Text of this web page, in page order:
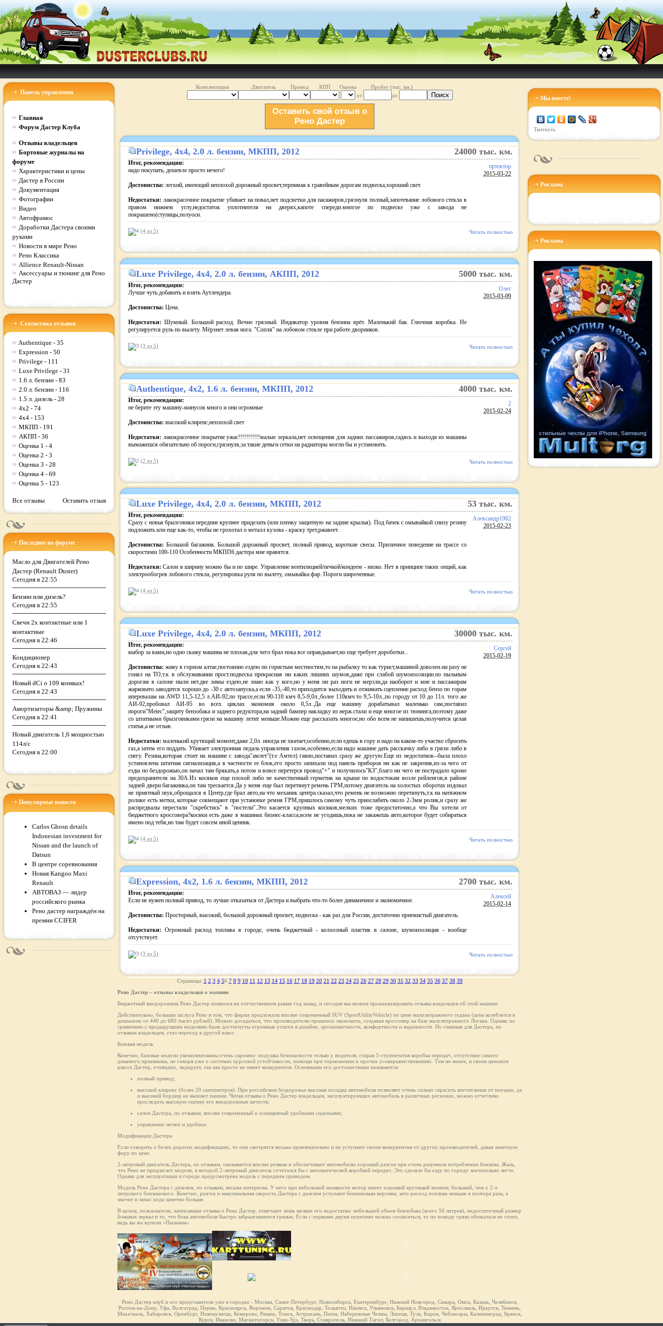
Панель управления
Главная
Форум Дастер Клуба
Отзывы владельцев
Бортовые журналы на
форуме
Характеристики и цены
Дастер в России
Документация
Фотографии
Видео
Автофрамос
Доработки Дастера своими
руками
Новости в мире Рено
Рено Классика
Allience Renault-Nissan
Аксессуары и тюнинг для Рено
Дастер
Статистика отзывов
Authentique - 35
Expression - 50
Privilege - 111
Luxe Privilege - 31
1.6 л. бензин - 83
2.0 л. бензин - 116
1.5 л. дизель - 28
4x2 - 74
4x4 - 153
МКПП - 191
АКПП - 36
Оценка 1 - 4
Оценка 2 - 3
Оценка 3 - 28
Оценка 4 - 69
Оценка 5 - 123
Все отзывы Оставить отзыв
Последнее на форуме
Масло для Двигателей Рено
Дастер (Renault Duster)
Сегодня в 22:55
Бензин или дизель?
Сегодня в 22:55
Свечи 2х контактные или 1
контактные
Сегодня в 22:46
Кондиционер
Сегодня в 22:43
Новый dCi о 109 коняках!
Сегодня в 22:43
Амортизаторы &amp; Пружины
Сегодня в 22:41
Новый двигатель 1,6 мощностью
114л/с
Сегодня в 22:00
Популярные новости
Carlos Ghosn details
Indonesian investment for
Nissan and the launch of
Datsun
В центре соревнования
Новая Kangoo Maxi
Renault
АВТОВАЗ — лидер
российского рынка
Рено дастер награждён на
премии CCIFER
Комплектация Двигатель Привод КПП Оценка Пробег (тыс. км.)
Поиск
от до
Оставить свой отзыв о
Рено Дастер
Privilege, 4x4, 2.0 л. бензин, МКПП, 2012 24000 тыс. км.
Итог, рекомендации:
надо покупать, дешевле просто нечего!
пртектор
2015-03-22
Достоинства: легкий, имеющий неплохой дорожный просвет,терпимая к гравейным дорогам подвеска,хороший свет.
Недостатки: лакокрасочное покрытие убивает на повал,нет подсветки для пасажиров,грязнуля полный,запотевание лобового стекла в
правом нижнем углу,недостаток уплотнителя на дверях,капоте спереди.многое по подвеске уже с завода не
покрашено(ступицы,полуоси.
(4 из 5) Читать полностью
Luxe Privilege, 4x4, 2.0 л. бензин, АКПП, 2012 5000 тыс. км.
Итог, рекомендации:
Лучше чуть добавить и взять Аутлендера.
Олег
2015-03-09
Достоинства: Цена.
Недостатки: Шумный. Большой расход. Вечно грязный. Индикатор уровня бензина врёт. Маленький бак. Глючная коробка. Не
регулируется руль по вылету. Мёрзнет левая нога. "Сопля" на лобовом стекле при работе дворников.
(3 из 5) Читать полностью
Authentique, 4x2, 1.6 л. бензин, МКПП, 2012 4000 тыс. км.
Итог, рекомендации:
не берите эту машину-минусов много и они огромные
2
2015-02-24
Достоинства: высокий клиренс,неплохой свет
Недостатки: лакокрасочное покрытие ужас!!!!!!!!!!!малые зеркала,нет освещения для задних пассажиров,садясь и выходя из машины
вымажешся обязательно об пороги,грязнуля,за такие деньги сетки на радиаторы могли бы и установить.
(2 из 5) Читать полностью
Luxe Privilege, 4x4, 2.0 л. бензин, МКПП, 2012 53 тыс. км.
Итог, рекомендации:
Сразу с новья брызговики передние крупнее приделать (или пленку защитную на задние крылья). Под бачек с омывайкой снизу резину
подложить или еще как-то, чтобы не грохотал о металл кузова - краску трет,ржавеет.
Александр1982
2015-02-23
Достоинства: Большой багажник. Большой дорожный просвет, полный привод, короткие свесы. Приличное поведение на трассе со
скоростями 100-110 Особенности МКПП6 дастера мне нравятся.
Недостатки: Салон в ширину можно бы и по шире. Управление вентиляцией/печкой/кондеем - низко. Нет в принципе таких опций, как
электрообогрев лобового стекла, регулировка руля по вылету, омывайка фар. Пороги широченные.
(4 из 5) Читать полностью
Luxe Privilege, 4x4, 2.0 л. бензин, МКПП, 2012 30000 тыс. км.
Итог, рекомендации:
выбор за вами,но одно скажу машина не плохая,для чего брал пока все оправдывает,но еще требует дороботки...
Сергей
2015-02-19
Достоинства: живу в горном алтае,постоянно ездею по гористым местностям,то на рыбалку то как турист,машиной доволен.ни разу не
гонял на ТО,т.к в обслуживании прост.подвеска прекрасная ни каких лишних шумов,даже при слабой шумоизоляции.по пыльным
дорогам в салоне пыли нет.две зимы ездею,не знаю как у кого,но у меня ни раз ноги не мерзли,да наоборот и мне и пассажирам
жарковато.заводится хорошо до -30 с автозапуска,а если -35,-40,то приходится выходить и отжимать сцепление.расход бензо по горам
иперевалам на AWD 11,5-12,5 л.АИ-92,по трассе,если 90-110 кмч 8,5-9,0л.,более 110кмч то 9,5-10л.,по городу от 10 до 11л. того же
АИ-92,пробовал АИ-95 во всех циклах экономия около 0,5л..Да еще машину дорабатывал маленько сам,поставил
пороги"Metec",защиту бензобака и заднего редуктора,на задний бампер накладку из нерж.стали и еще многое из тюнинга,поэтому даже
со штатными брызговиками грязи на машину летит меньше.Можно еще рассказать многое,но обо всем не напишешь,получится целая
статья,а не отзыв.
Недостатки: маленький крутящий момент,даже 2,0л. иногда не хватает,особенно,если едешь в гору и надо на каком-то участке сбросить
газ,а затем его поддать. Убивает электронная педаль управления газом,особенно,если надо машине дать расскачку либо в грязи либо в
снегу. Резина,которая стоит на машине с завода"амлет"(т.е Амтел) гавно,поставил сразу же другую.Еще из недостатков--была плохо
установлена штатная сигнализация,а в частности ее блок,его просто запихали под панель приборов ни как не закрепив,из-за чего от
езды по бездорожью,он начал там брякать,а потом и вовсе перетерся провод"+" и получилось"КЗ",благо ни чего не пострадало кроме
предохранителя на 30А.Из косяков еще плохой либо не качественный герметик на крыше по водостокам возле рейленгов,в районе
задней двери багажника,он там трескается.Да у меня еще был перетянут ремень ГРМ,потому двигатель на холостых оборотах издовал
не приятный звук,оброщался в Центр,где брал авто,на что механик центра сказал,что ремень не возможно перетянуть,т.к на натяжном
ролике есть метки, которые совмещают при установке ремня ГРМ,пришлось самому чуть приослабить около 2-3мм ролик,и сразу же
распредвалы перестали "скребстись" в "постели".Это касается крупных косяков,мелких тоже предостаточно,а что Вы хотели от
бюджетного кроссовера?косяки есть даже в машинах бизнес-класса,всем не угодишь,пока не закажешь авто,которое будет собираться
имено под тебя,но там будет совсем иной ценник.
(4 из 5) Читать полностью
Expression, 4x2, 1.6 л. бензин, МКПП, 2012 2700 тыс. км.
Итог, рекомендации:
Если не нужен полный привод, то лучше отказаться от Дастера и выбрать что-то более динамичное и экономичное.
Алексей
2015-02-14
Достоинства: Просторный, высокий, большой дорожный просвет, подвеска - как раз для России, достаточно приемистый двигатель.
Недостатки: Огромный расход топлива в городе, очень бюджетный - колхозный пластик в салоне, шумоизоляция - вообще
отсутствует.
(3 из 5) Читать полностью
Страницы: 1 2 3 4 56 7 8 9 10 11 12 13 14 15 16 17 18 19 20 21 22 23 24 25 26 27 28 29 30 31 32 33 34 35 36 37 38 39
Рено Дастер – отзывы владельцев о машине
Бюджетный внедорожник Рено Дастер появился на отечественном рынке год назад, и сегодня мы можем проанализировать отзывы владельцев об этой машине.
Действительно, большая заслуга Рено в том, что фирма предложила вполне современный SUV (SportUtilityVehicle) по цене малолитражного седана (цена колеблется в
диапазоне от 440 до 680 тысяч рублей). Можно догадаться, что производителю пришлось экономить, создавая кроссовер на базе малолитражного Логана. Однако по
сравнению с предыдущими моделями были достигнуты огромные успехи в дизайне, эргономичности, комфортности и надежности. Но главным для Дастера, по
отзывам владельцев, стал переход в другой класс.
Базовая модель
Конечно, базовые модели укомплектованы очень скромно: подушка безопасности только у водителя, старая 5-ступенчатая коробка передач, отсутствие самого
дешевого приемника, не говоря уже о системах курсовой устойчивости, помощи при торможении и прочих усовершенствованиях. Тем не менее, в своем ценовом
классе Дастер, очевидно, лидирует, так как просто не имеет конкурентов. Основными его достоинствами называются:
полный привод;
высокий клиренс (более 20 сантиметров). При российском бездорожье высокая посадка автомобиля позволяет очень сильно скрасить впечатления от поездки, да
и высокий бордюр не вызовет паники. Читая отзывы о Рено Дастер владельцев, эксплуатирующих автомобиль в различных регионах, можно отчетливо
проследить высокую оценку его внедорожных качеств;
салон Дастера, по отзывам, вполне современный и оснащенный удобными сиденьями;
управление легкое и удобное.
Модификации Дастера
Если говорить о более дорогих модификациях, то они смотрятся весьма привлекательно и не уступают своим конкурентам от других производителей, давая заметную
фору по цене.
2-литровый двигатель Дастера, по отзывам, оказывается вполне резвым и обеспечивает автомобилю хороший разгон при очень разумном потреблении бензина. Жаль,
что Рено не предлагает модели, в которой 2-литровый двигатель сочетался бы с автоматической коробкой передач. Это сделало бы езду по городу значительно легче.
Однако для эксплуатации в городе предусмотрена модель с передним приводом.
Модель Рено Дастера с дизелем, по отзывам, весьма интересна. У него при небольшой мощности мотор имеет хороший крутящий момент, больший, чем у 2-х
литрового бензинового. Конечно, разгон и максимальная скорость Дастерa с дизелем уступают бензиновым версиям, зато расход топлива меньше в полтора раза, а
значит и запас хода заметно больше.
В целом, пользователи, написавшие отзывы о Рено Дастер, отмечают лишь мелкие его недостатки: небольшой объем бензобака (всего 50 литров), недостаточный размер
боковых зеркал и то, что бока автомобиля быстро забрызгиваются грязью. Если с первыми двумя пунктами можно согласиться, то по поводу грязи обижаться не стоит,
ведь вы же купили «Пыльник».
Рено Дастер клуб и его представители уже в городах - Москва, Санкт-Петербург, Новосибирск, Екатеринбург, Нижний Новгород, Самара, Омск, Казань, Челябинск,
Ростов-на-Дону, Уфа, Волгоград, Пермь, Красноярск, Воронеж, Саратов, Краснодар, Тольятти, Ижевск, Ульяновск, Барнаул, Владивосток, Ярославль, Иркутск, Тюмень,
Махачкала, Хабаровск, Оренбург, Новокузнецк, Кемерово, Рязань, Томск, Астрахань, Пенза, Набережные Челны, Липецк, Тула, Киров, Чебоксары, Калининград, Брянск,
Курск, Иваново, Магнитогорск, Улан-Удэ, Тверь, Ставрополь, Нижний Тагил, Белгород, Архангельск
Мы вместе!
Твитнуть
Реклама
Реклама